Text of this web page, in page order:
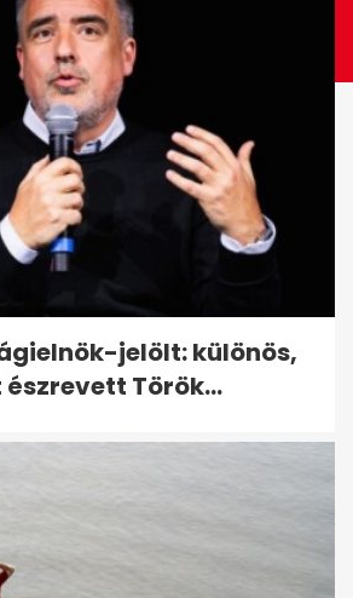
tájfun Kína keleti
felé tart, heves
jelölt: különös,
Török...